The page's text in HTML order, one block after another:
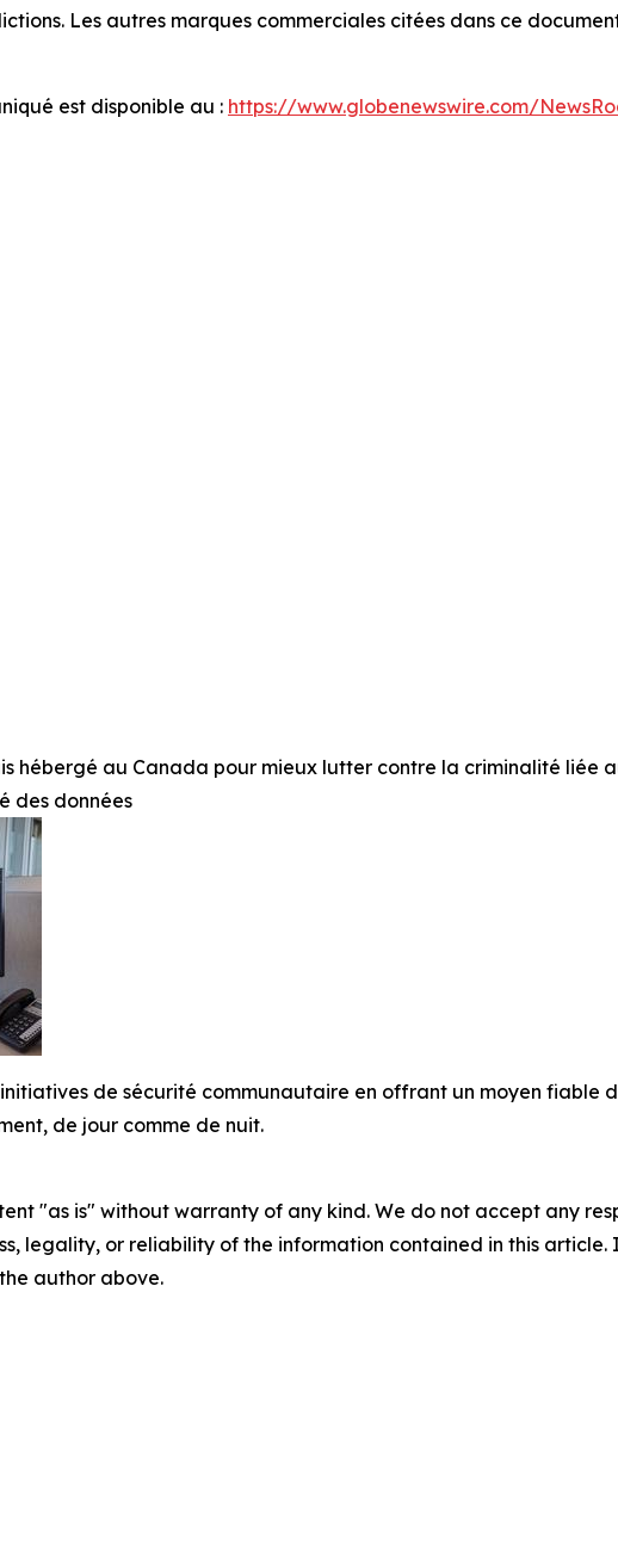
Les autres marques commerciales citées dans ce
est disponible au : https://www.globenewswire.com/
hébergé au Canada pour mieux lutter contre la criminalité liée
des données
de sécurité communautaire en offrant un moyen fiable
de jour comme de nuit.
"as is" without warranty of any kind. We do not accept any
legality, or reliability of the information contained in this
author above.